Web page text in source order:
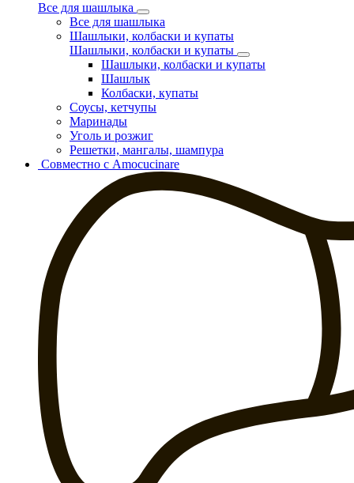
Все для шашлыка
Все для шашлыка
Шашлыки, колбаски и купаты
Шашлыки, колбаски и купаты
Шашлыки, колбаски и купаты
Шашлык
Колбаски, купаты
Соусы, кетчупы
Маринады
Уголь и розжиг
Решетки, мангалы, шампура
Совместно с Amocucinare